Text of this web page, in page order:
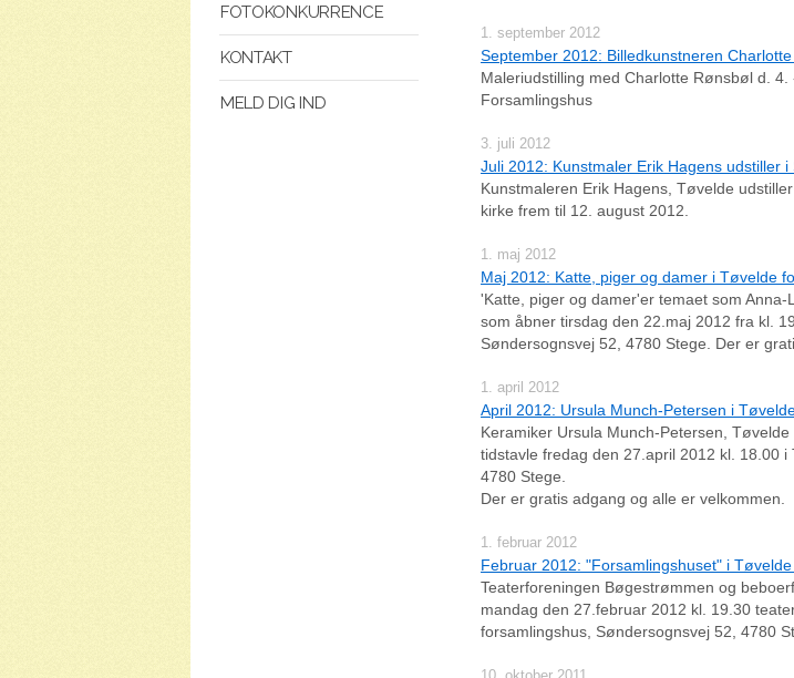
FOTOKONKURRENCE
KONTAKT
MELD DIG IND
1. september 2012
September 2012: Billedkunstneren
Maleriudstilling med Charlotte Rønsbøl d.
Forsamlingshus
3. juli 2012
Juli 2012: Kunstmaler Erik Hagens udstiller i
Kunstmaleren Erik Hagens, Tøvelde
kirke frem til 12. august 2012.
1. maj 2012
Maj 2012: Katte, piger og damer i Tøvelde
'Katte, piger og damer'er temaet som
som åbner tirsdag den 22.maj 2012 fra kl.
Søndersognsvej 52, 4780 Stege. Der er
1. april 2012
April 2012: Ursula Munch-Petersen i
Keramiker Ursula Munch‐Petersen,
tidstavle fredag den 27.april 2012 kl. 18.00
4780 Stege.
Der er gratis adgang og alle er velkommen.
1. februar 2012
Februar 2012: "Forsamlingshuset" i
Teaterforeningen Bøgestrømmen og
mandag den 27.februar 2012 kl. 19.30
forsamlingshus, Søndersognsvej 52, 4780